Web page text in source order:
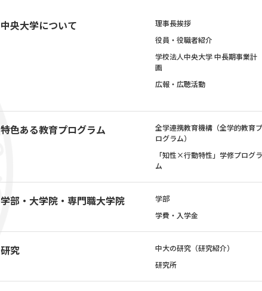
中央大学について 理事長挨拶
役員・役職者紹介
学校法人中央大学 中長期事業計
画
広報・広聴活動
特色ある教育プログラム
全学連携教育機構（全学的教育プ
ログラム）
「知性×行動特性」学修プログラ
ム
学部・大学院・専門職大学院 学部
学費・入学金
研究 中大の研究（研究紹介）
研究所